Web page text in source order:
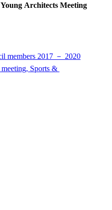
Architects Meeting
members 2017 － 2020
Sports &